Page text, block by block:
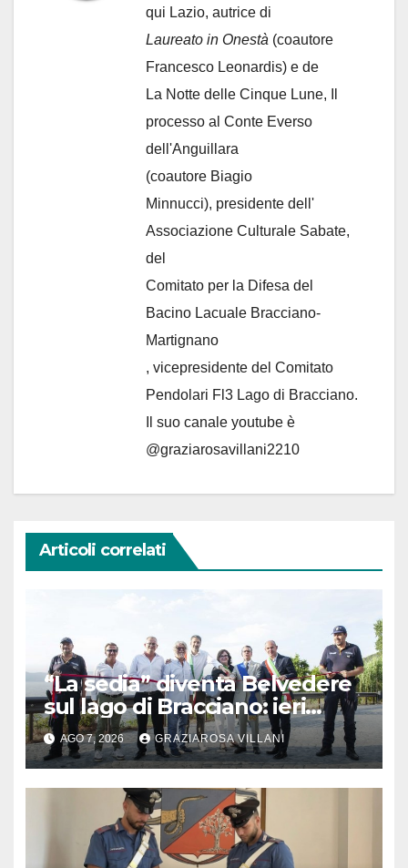
qui Lazio, autrice di
Laureato in Onestà (coautore
Francesco Leonardis) e de
La Notte delle Cinque Lune, Il
processo al Conte Everso
dell'Anguillara
(coautore Biagio
Minnucci), presidente dell'
Associazione Culturale Sabate,
del
Comitato per la Difesa del
Bacino Lacuale Bracciano-
Martignano
, vicepresidente del Comitato
Pendolari Fl3 Lago di Bracciano.
Il suo canale youtube è
@graziarosavillani2210
Articoli correlati
“La sedia” diventa Belvedere
sul lago di Bracciano: ieri
l’inaugurazione
AGO 7, 2026 GRAZIAROSA VILLANI